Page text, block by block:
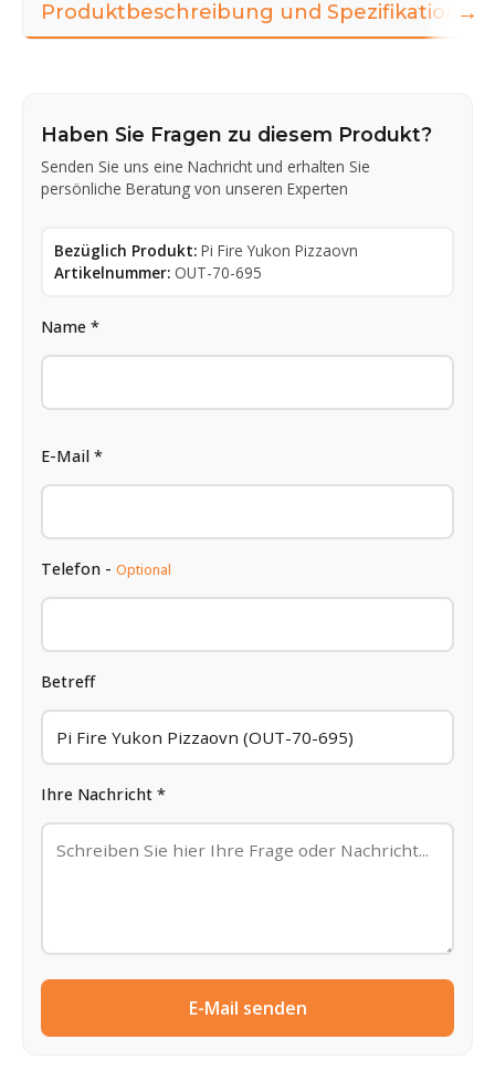
Produktbeschreibung und Spezifikationen
Haben Sie Fragen zu diesem Produkt?
Senden Sie uns eine Nachricht und erhalten Sie
persönliche Beratung von unseren Experten
Bezüglich Produkt: Pi Fire Yukon Pizzaovn
Artikelnummer: OUT-70-695
Name *
E-Mail *
Telefon - Optional
Betreff
Ihre Nachricht *
E-Mail senden
→